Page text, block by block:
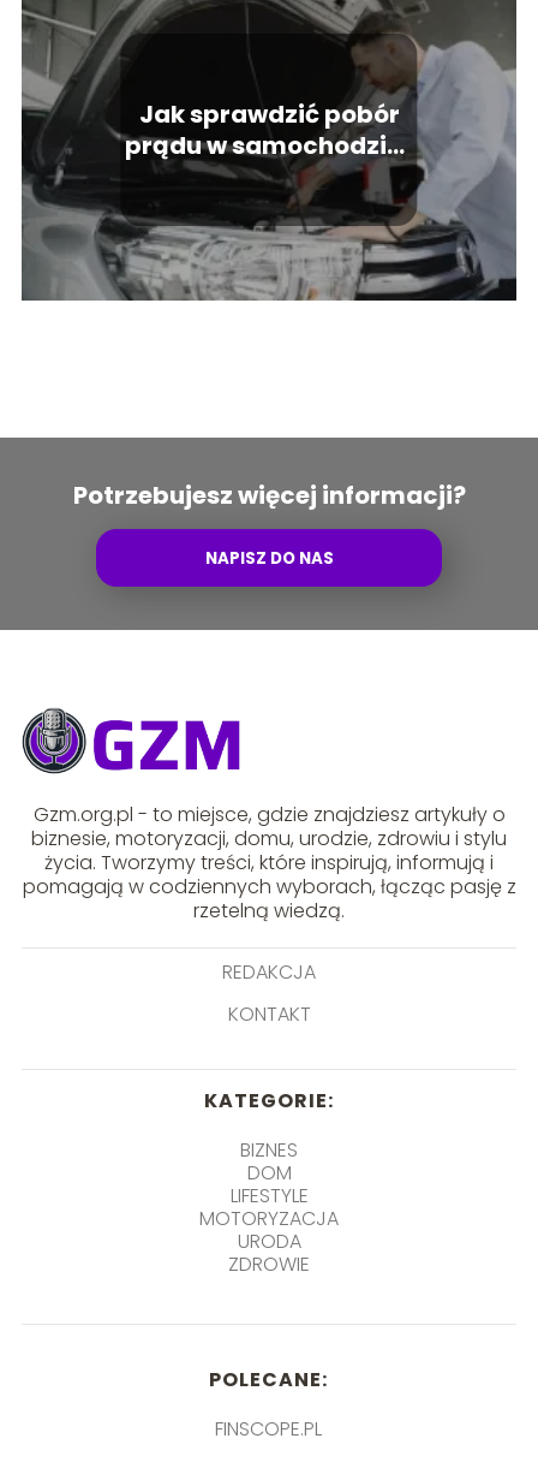
Jak sprawdzić pobór
prądu w samochodzie?
Monitoruj zużycie
energii
Potrzebujesz więcej informacji?
NAPISZ DO NAS
Gzm.org.pl - to miejsce, gdzie znajdziesz artykuły o
biznesie, motoryzacji, domu, urodzie, zdrowiu i stylu
życia. Tworzymy treści, które inspirują, informują i
pomagają w codziennych wyborach, łącząc pasję z
rzetelną wiedzą.
REDAKCJA
KONTAKT
KATEGORIE:
BIZNES
DOM
LIFESTYLE
MOTORYZACJA
URODA
ZDROWIE
POLECANE:
FINSCOPE.PL